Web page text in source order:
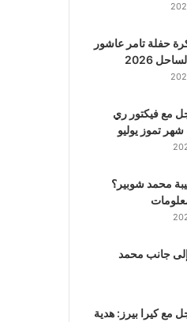
حفلة تامر عاشور
2026
مع فيكتور ري
محمد شوبير؟
جانب محمد
مع كيرا بيرز: هدية